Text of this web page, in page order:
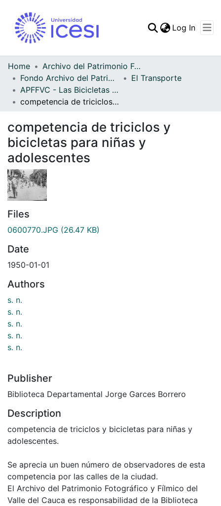
Statistics
Log In
Home
Archivo del Patrimonio Fotográfico y Fílmico del Valle del Cauca
Fondo Archivo del Patrimonio Fotográfico y Fílmico del Valle del Cauca
El Transporte
APFFVC - Las Bicicletas y Ca - Patrimonial
competencia de triciclos y bicicletas para niñas y adolescentes
competencia de triciclos y
bicicletas para niñas y
adolescentes
Files
0600770.JPG (26.47 KB)
Date
1950-01-01
Authors
s. n.
s. n.
s. n.
s. n.
s. n.
Publisher
Biblioteca Departamental Jorge Garces Borrero
Description
competencia de triciclos y bicicletas para niñas y
adolescentes.
Se aprecia un buen número de observadores de esta
competencia por las calles de la ciudad.
El Archivo del Patrimonio Fotográfico y Fílmico del
Valle del Cauca es responsabilidad de la Biblioteca